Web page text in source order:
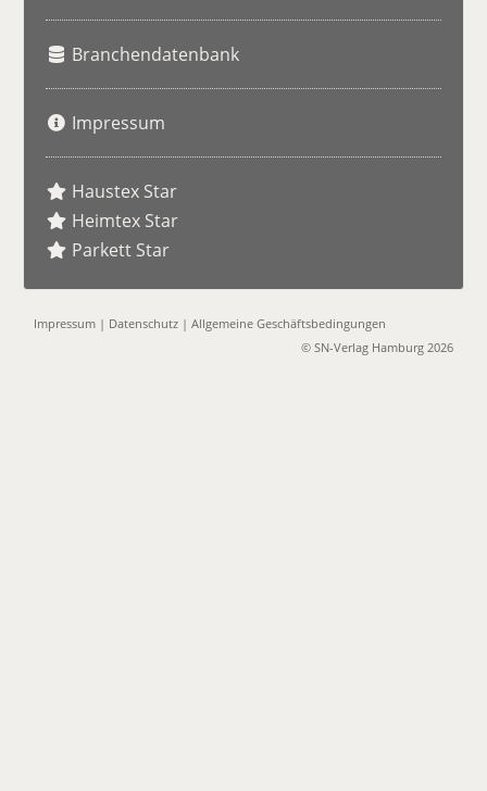
Branchendatenbank
Impressum
Haustex Star
Heimtex Star
Parkett Star
Impressum | Datenschutz |Allgemeine Geschäftsbedingungen
© SN-Verlag Hamburg 2026